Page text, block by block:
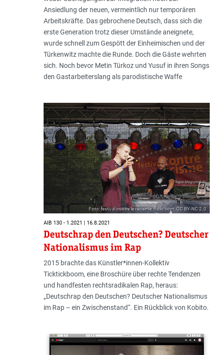
Ansiedlung der neuen, vermeintlich nur temporären
Arbeitskräfte. Das gebrochene Deutsch, dass sich die
erste Generation trotz dieser Umstände aneignete,
wurde schnell zum Gespött der Einheimischen und der
Türkenwitz machte die Runde. Doch die Gäste wehrten
sich. Noch bevor Metin Türkoz und Yusuf in ihren Songs
den Gastarbeiterslang als parodistische Waffe
Foto: festival contre le racisme; flickr.com; CC BY-NC 2.0
AIB 130 - 1.2021 | 16.8.2021
Deutschrap den Deutschen? Deutscher
Nationalismus im Rap
2015 brachte das Künstler*innen-Kollektiv
Ticktickboom, eine Broschüre über rechte Tendenzen
und handfesten rechtsradikalen Rap, heraus:
„Deutschrap den Deutschen? Deutscher Nationalismus
im Rap – ein Zwischenstand“. Ein Rückblick von Kobito.